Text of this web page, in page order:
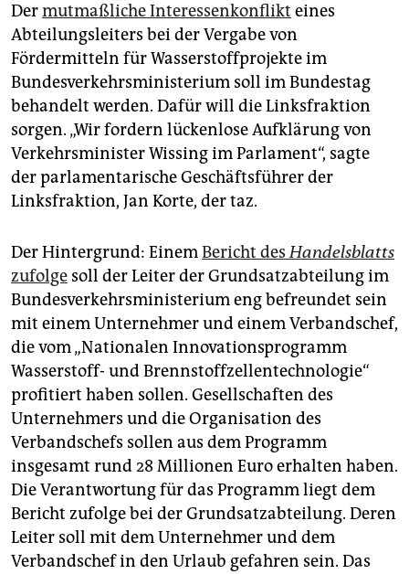
genossenschaft
epaper login
Dermutmaßliche Interessenkonflikt eines
Abteilungsleiters bei der Vergabe von
Fördermitteln für Wasserstoffprojekte im
Bundesverkehrsministerium soll im Bundestag
behandelt werden. Dafür will die Linksfraktion
sorgen. „Wir fordern lückenlose Aufklärung von
Verkehrsminister Wissing im Parlament“, sagte
der parlamentarische Geschäftsführer der
Linksfraktion, Jan Korte, der taz.
Der Hintergrund: EinemBericht desHandelsblatts
zufolge soll der Leiter der Grundsatzabteilung im
Bundesverkehrsministerium eng befreundet sein
mit einem Unternehmer und einem Verbandschef,
die vom „Nationalen Innovationsprogramm
Wasserstoff- und Brennstoffzellentechnologie“
profitiert haben sollen. Gesellschaften des
Unternehmers und die Organisation des
Verbandschefs sollen aus dem Programm
insgesamt rund 28 Millionen Euro erhalten haben.
Die Verantwortung für das Programm liegt dem
Bericht zufolge bei der Grundsatzabteilung. Deren
Leiter soll mit dem Unternehmer und dem
Verbandschef in den Urlaub gefahren sein. Das